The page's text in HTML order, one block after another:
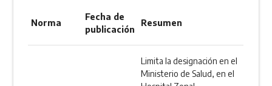
Norma
Fecha de
publicación
Resumen
Limita la designación en el
Ministerio de Salud, en el